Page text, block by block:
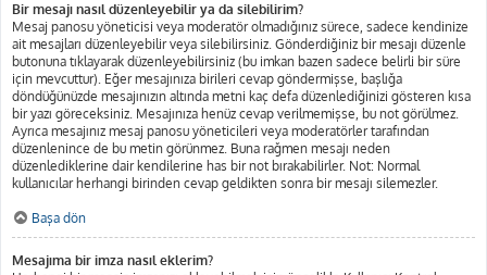
Bir mesajı nasıl düzenleyebilir ya da silebilirim?
Mesaj panosu yöneticisi veya moderatör olmadığınız sürece, sadece kendinize
ait mesajları düzenleyebilir veya silebilirsiniz. Gönderdiğiniz bir mesajı düzenle
butonuna tıklayarak düzenleyebilirsiniz (bu imkan bazen sadece belirli bir süre
için mevcuttur). Eğer mesajınıza birileri cevap göndermişse, başlığa
döndüğünüzde mesajınızın altında metni kaç defa düzenlediğinizi gösteren kısa
bir yazı göreceksiniz. Mesajınıza henüz cevap verilmemişse, bu not görülmez.
Ayrıca mesajınız mesaj panosu yöneticileri veya moderatörler tarafından
düzenlenince de bu metin görünmez. Buna rağmen mesajı neden
düzenlediklerine dair kendilerine has bir not bırakabilirler. Not: Normal
kullanıcılar herhangi birinden cevap geldikten sonra bir mesajı silemezler.
Başa dön
Mesajıma bir imza nasıl eklerim?